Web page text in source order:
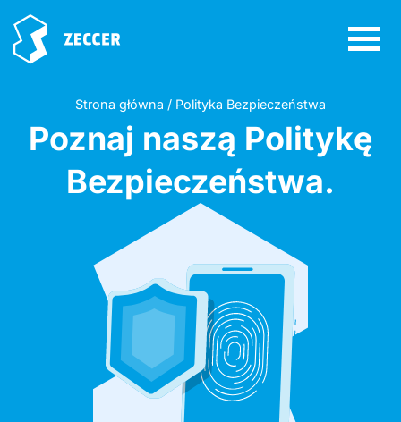
Strona główna / Polityka Bezpieczeństwa
Poznaj naszą Politykę
Bezpieczeństwa.